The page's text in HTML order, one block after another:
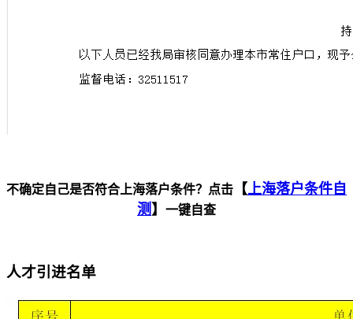
不确定自己是否符合上海落户条件？点击 【 上海落户条件自
测 】 一键自查
人才引进名单